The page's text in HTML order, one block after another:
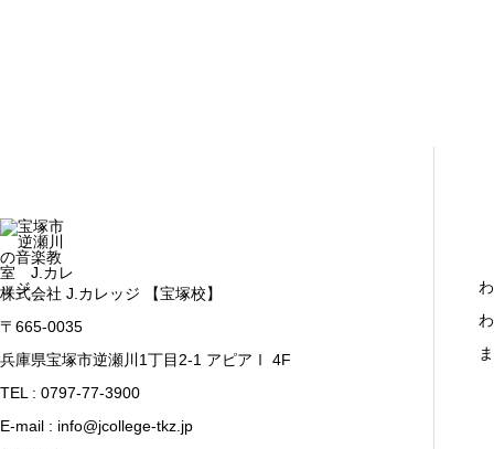
株式会社 J.カレッジ 【宝塚校】
〒665-0035
兵庫県宝塚市逆瀬川1丁目2-1 アピアⅠ 4F
TEL : 0797-77-3900
E-mail : info@jcollege-tkz.jp